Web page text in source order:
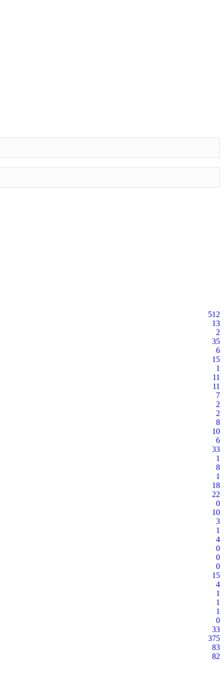
512
13
2
35
6
15
1
11
11
7
2
2
8
10
6
33
1
8
1
18
22
0
10
3
1
4
0
0
0
15
4
1
1
1
0
33
375
83
82